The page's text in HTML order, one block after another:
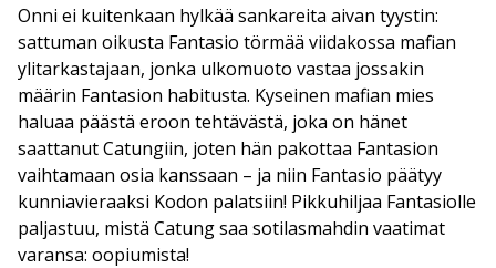
Onni ei kuitenkaan hylkää sankareita aivan tyystin:
sattuman oikusta Fantasio törmää viidakossa mafian
ylitarkastajaan, jonka ulkomuoto vastaa jossakin
määrin Fantasion habitusta. Kyseinen mafian mies
haluaa päästä eroon tehtävästä, joka on hänet
saattanut Catungiin, joten hän pakottaa Fantasion
vaihtamaan osia kanssaan – ja niin Fantasio päätyy
kunniavieraaksi Kodon palatsiin! Pikkuhiljaa Fantasiolle
paljastuu, mistä Catung saa sotilasmahdin vaatimat
varansa: oopiumista!